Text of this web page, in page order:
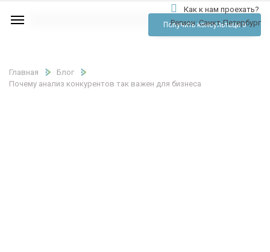
Как к нам проехать?
Регион:Санкт-Петербург
Тарифы
Получить консультацию
Главная
Блог
Почему анализ конкурентов так важен для бизнеса